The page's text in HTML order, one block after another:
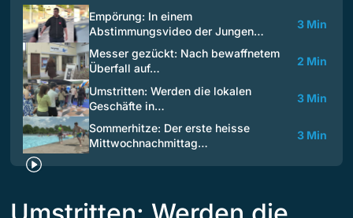
Empörung: In einem
Abstimmungsvideo der Jungen…
3 Min
Messer gezückt: Nach bewaffnetem
Überfall auf…
2 Min
Umstritten: Werden die lokalen
Geschäfte in…
3 Min
Sommerhitze: Der erste heisse
Mittwochnachmittag…
3 Min